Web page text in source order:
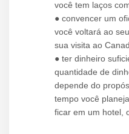
você tem laços
● convencer um
você voltará ao
sua visita ao
● ter dinheiro
quantidade de
depende do
tempo você
ficar em um hotel,